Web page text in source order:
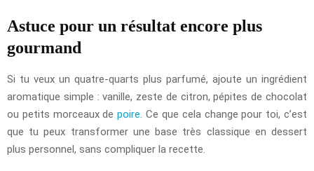
Astuce pour un résultat encore plus
gourmand
Si tu veux un quatre-quarts plus parfumé, ajoute un ingrédient
aromatique simple : vanille, zeste de citron, pépites de chocolat
ou petits morceaux depoire . Ce que cela change pour toi, c’est
que tu peux transformer une base très classique en dessert
plus personnel, sans compliquer la recette.